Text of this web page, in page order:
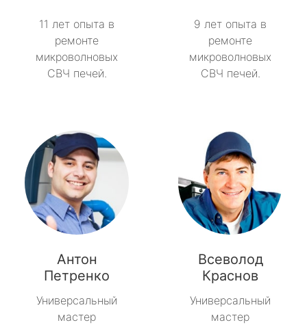
11 лет опыта в
ремонте
микроволновых
СВЧ печей.
9 лет опыта в
ремонте
микроволновых
СВЧ печей.
Антон
Петренко
Универсальный
мастер
Всеволод
Краснов
Универсальный
мастер